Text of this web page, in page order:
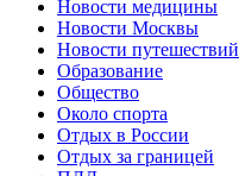
Новости медицины
Новости Москвы
Новости путешествий
Образование
Общество
Около спорта
Отдых в России
Отдых за границей